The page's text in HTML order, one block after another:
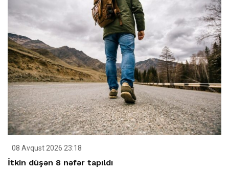
08 Avqust 2026 23:18
İtkin düşən 8 nəfər tapıldı